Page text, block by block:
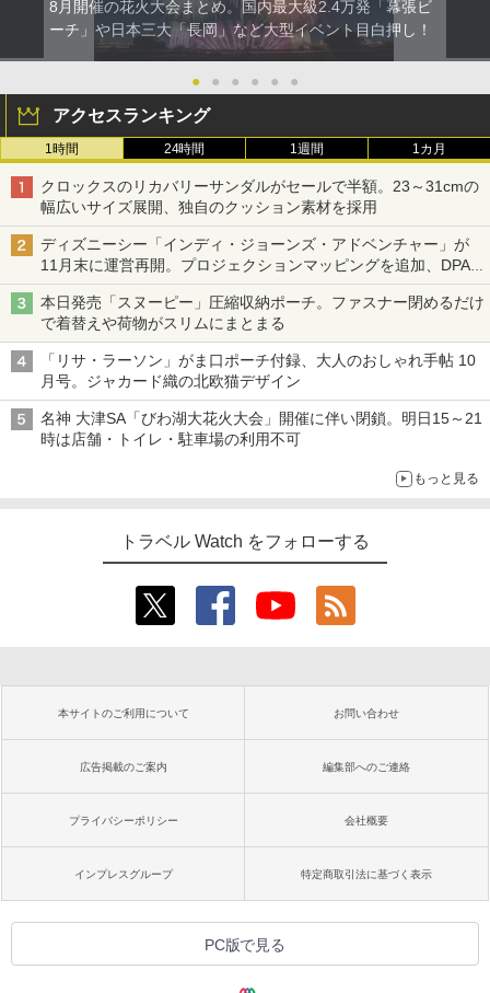
8月開催の花火大会まとめ。国内最大級2.4万発「幕張ビ
ーチ」や日本三大「長岡」など大型イベント目白押し！
● ● ● ● ● ●
アクセスランキング
1時間 24時間 1週間 1カ月
クロックスのリカバリーサンダルがセールで半額。23～31cmの
幅広いサイズ展開、独自のクッション素材を採用
ディズニーシー「インディ・ジョーンズ・アドベンチャー」が
11月末に運営再開。プロジェクションマッピングを追加、DPA
は1500円
本日発売「スヌーピー」圧縮収納ポーチ。ファスナー閉めるだけ
で着替えや荷物がスリムにまとまる
「リサ・ラーソン」がま口ポーチ付録、大人のおしゃれ手帖 10
月号。ジャカード織の北欧猫デザイン
名神 大津SA「びわ湖大花火大会」開催に伴い閉鎖。明日15～21
時は店舗・トイレ・駐車場の利用不可
もっと見る
トラベル Watch をフォローする
本サイトのご利用について お問い合わせ
広告掲載のご案内 編集部へのご連絡
プライバシーポリシー 会社概要
インプレスグループ 特定商取引法に基づく表示
PC版で見る